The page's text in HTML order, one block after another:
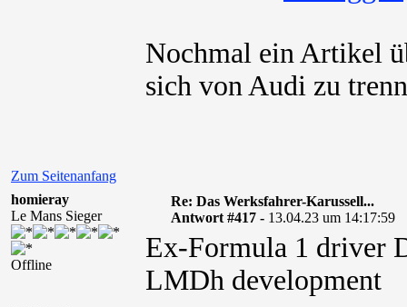
Nochmal ein Artikel
sich von Audi zu
Zum Seitenanfang
homieray
Le Mans Sieger
Offline
Re: Das Werksfahrer-Karussell...
Antwort #417 - 13.04.23 um 14:17:59
Ex-Formula 1 driver
LMDh development